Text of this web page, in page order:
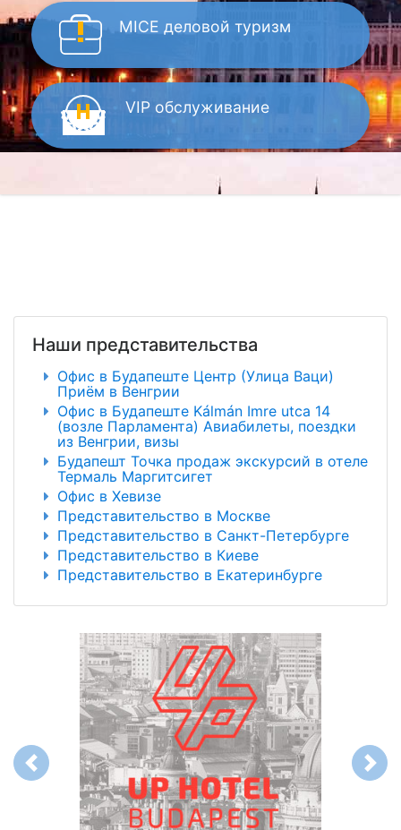
MICE деловой туризм
VIP обслуживание
Наши представительства
Офис в Будапеште Центр (Улица Ваци)
Приём в Венгрии
Офис в Будапеште Kálmán Imre utca 14
(возле Парламента) Авиабилеты, поездки
из Венгрии, визы
Будапешт Точка продаж экскурсий в отеле
Термаль Маргитсигет
Офис в Хевизе
Представительство в Москве
Представительство в Санкт-Петербурге
Представительство в Киеве
Представительство в Екатеринбурге
Previous Next